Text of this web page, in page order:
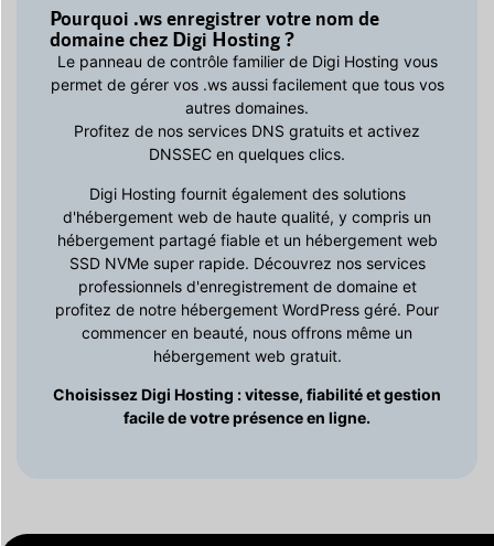
Pourquoi .ws enregistrer votre nom de
domaine chez Digi Hosting ?
Le panneau de contrôle familier de Digi Hosting vous
permet de gérer vos .ws aussi facilement que tous vos
autres domaines.
Profitez de nos services DNS gratuits et activez
DNSSEC en quelques clics.
Digi Hosting fournit également des solutions
d'hébergement web de haute qualité, y compris un
hébergement partagé fiable et un hébergement web
SSD NVMe super rapide. Découvrez nos services
professionnels d'enregistrement de domaine et
profitez de notre hébergement WordPress géré. Pour
commencer en beauté, nous offrons même un
hébergement web gratuit.
Choisissez Digi Hosting : vitesse, fiabilité et gestion
facile de votre présence en ligne.